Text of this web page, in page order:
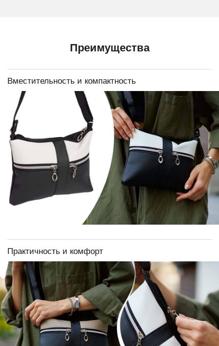
Преимущества
Вместительность и компактность
Практичность и комфорт